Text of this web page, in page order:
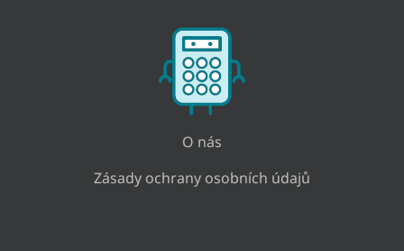
O nás
Zásady ochrany osobních údajů